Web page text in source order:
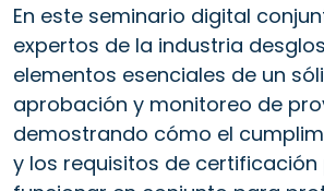
En este seminario digital
expertos de la industria
elementos esenciales de un
aprobación y monitoreo de
demostrando cómo el
y los requisitos de certificación